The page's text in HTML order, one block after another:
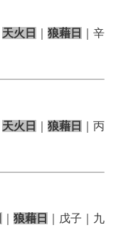
天火日 狼藉日
｜辛
天火日 狼藉日
｜丙
狼藉日
｜戊子｜九